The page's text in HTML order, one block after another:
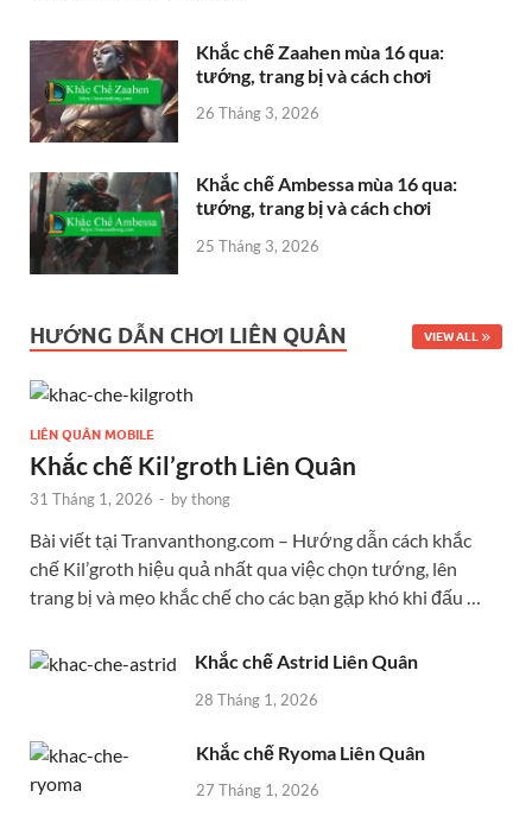
Khắc chế Zaahen mùa 16 qua:
tướng, trang bị và cách chơi
26 Tháng 3, 2026
Khắc chế Ambessa mùa 16 qua:
tướng, trang bị và cách chơi
25 Tháng 3, 2026
HƯỚNG DẪN CHƠI LIÊN QUÂN VIEW ALL
LIÊN QUÂN MOBILE
Khắc chế Kil’groth Liên Quân
31 Tháng 1, 2026 - bythong
Bài viết tại Tranvanthong.com – Hướng dẫn cách khắc
chế Kil’groth hiệu quả nhất qua việc chọn tướng, lên
trang bị và mẹo khắc chế cho các bạn gặp khó khi đấu …
Khắc chế Astrid Liên Quân
28 Tháng 1, 2026
Khắc chế Ryoma Liên Quân
27 Tháng 1, 2026